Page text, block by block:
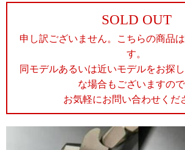
SOLD OUT
申し訳ございません。こちらの商品
す。
同モデルあるいは近いモデルをお探
な場合もございますので
お気軽にお問い合わせくだ